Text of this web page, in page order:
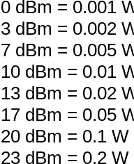
0 dBm = 0.001
3 dBm = 0.002
7 dBm = 0.005
10 dBm = 0.01
13 dBm = 0.02
17 dBm = 0.05
20 dBm = 0.1 W
23 dBm = 0.2 W